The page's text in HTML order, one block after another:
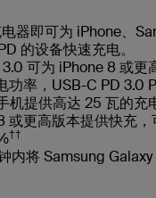
器即可为 iPhone、
的设备快速充电。
可为 iPhone 8 或更
功率，USB-C PD 3.0
机提供高达 25 瓦的充
或更高版本提供快充
††
内将 Samsung